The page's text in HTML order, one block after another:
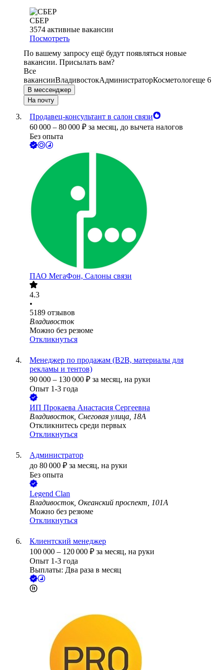
СБЕР
3574 активные вакансии
Посмотреть
По вашему запросу ещё будут появляться новые
вакансии. Присылать вам?
Все
вакансииВладивостокАдминистраторКосметологеще 6
В мессенджер
На почту
Продавец-консультант в салон связи
60 000 – 80 000 ₽ за месяц, до вычета налогов
Без опыта
ПАО МегаФон, Салоны связи
4.3
•
5189 отзывов
Владивосток
Можно без резюме
Откликнуться
Менеджер по продажам (B2B, материалы для
рекламы и тентов)
90 000 – 130 000 ₽ за месяц, на руки
Опыт 1-3 года
ИП Прокаева Анастасия Сергеевна
Владивосток, Снеговая улица, 18А
Откликнитесь среди первых
Откликнуться
Администратор
до 80 000 ₽ за месяц, на руки
Без опыта
Legend Clan
Владивосток, Океанский проспект, 101А
Можно без резюме
Откликнуться
Клиентский менеджер
100 000 – 120 000 ₽ за месяц, на руки
Опыт 1-3 года
Выплаты: Два раза в месяц